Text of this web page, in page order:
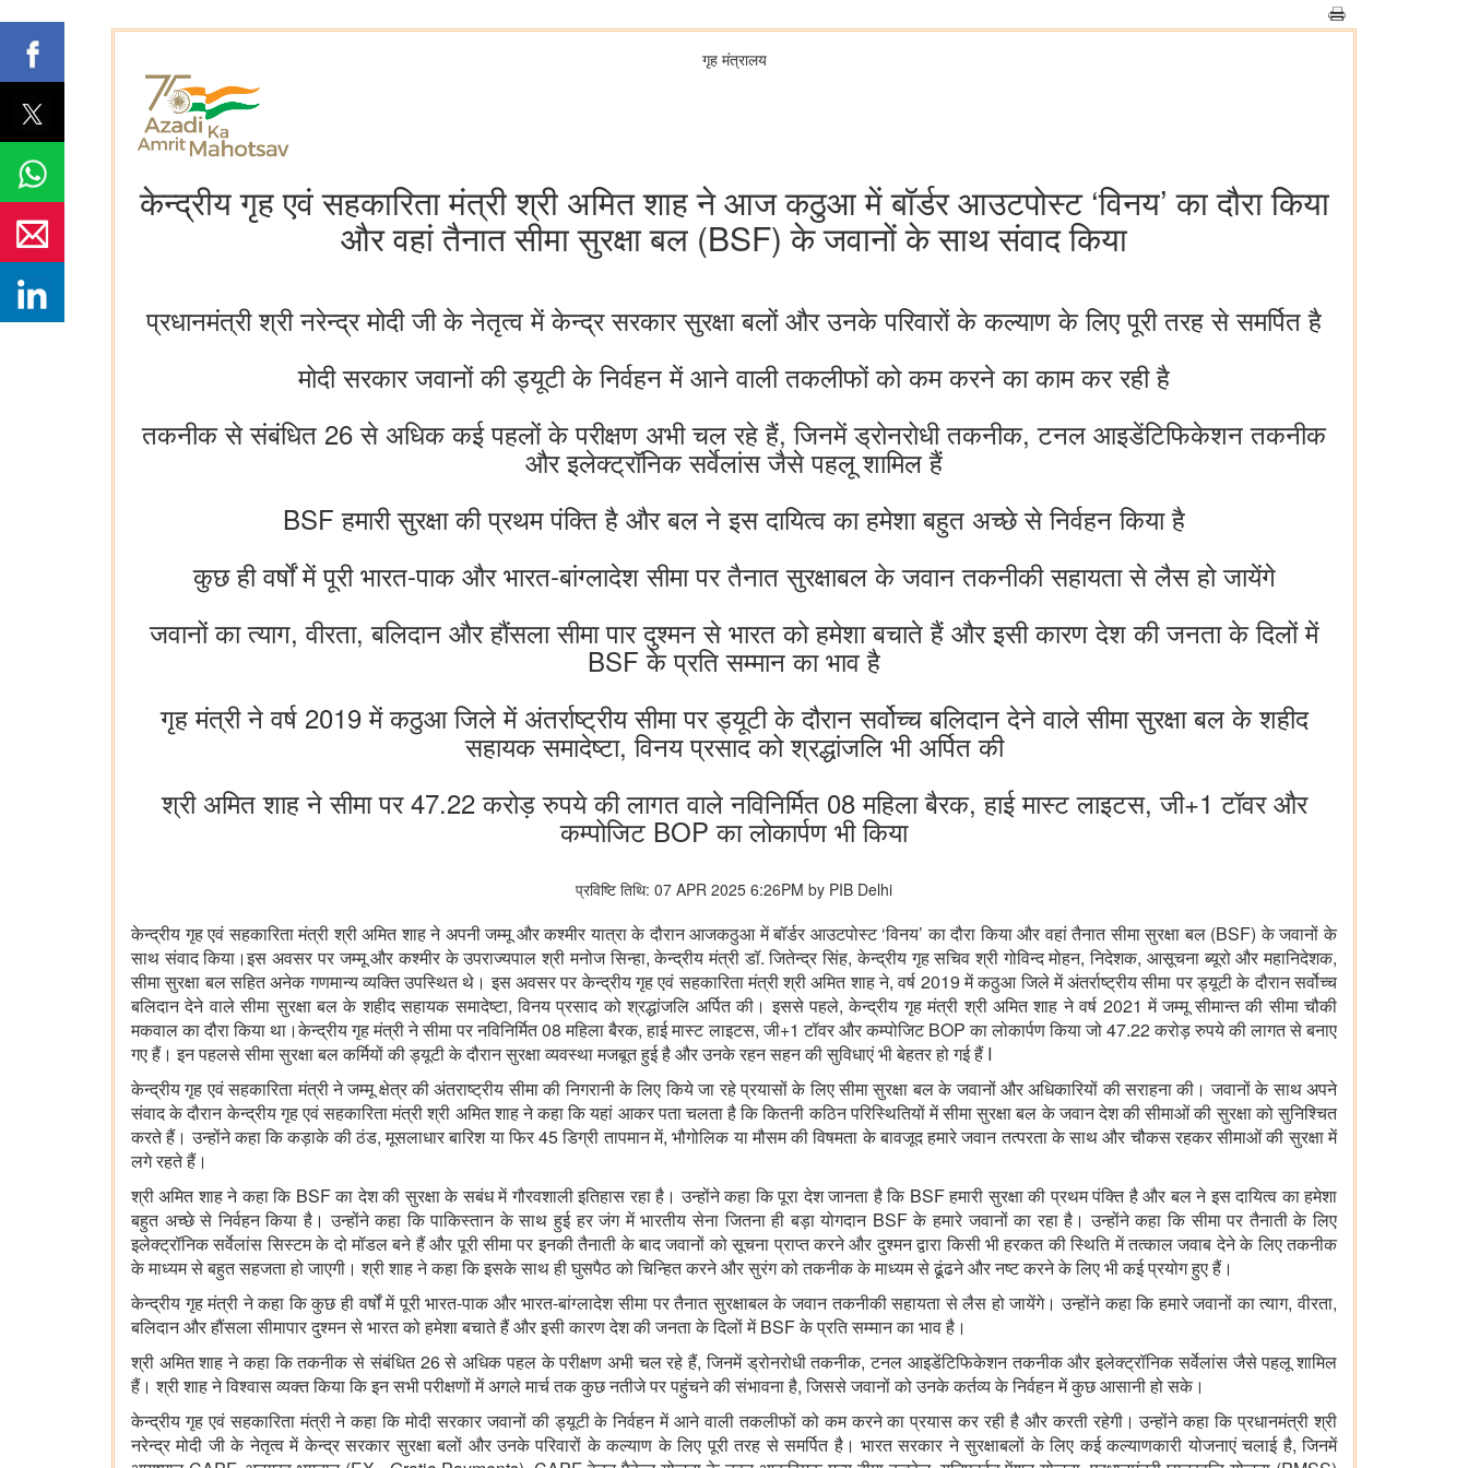
गृह मंत्रालय
केन्द्रीय गृह एवं सहकारिता मंत्री श्री अमित शाह ने आज कठुआ में बॉर्डर आउटपोस्ट ‘विनय’ का दौरा किया
और वहां तैनात सीमा सुरक्षा बल (BSF) के जवानों के साथ संवाद किया
प्रधानमंत्री श्री नरेन्द्र मोदी जी के नेतृत्व में केन्द्र सरकार सुरक्षा बलों और उनके परिवारों के कल्याण के लिए पूरी तरह से समर्पित है
मोदी सरकार जवानों की ड्यूटी के निर्वहन में आने वाली तकलीफों को कम करने का काम कर रही है
तकनीक से संबंधित 26 से अधिक कई पहलों के परीक्षण अभी चल रहे हैं, जिनमें ड्रोनरोधी तकनीक, टनल आइडेंटिफिकेशन तकनीक
और इलेक्ट्रॉनिक सर्वेलांस जैसे पहलू शामिल हैं
BSF हमारी सुरक्षा की प्रथम पंक्ति है और बल ने इस दायित्व का हमेशा बहुत अच्छे से निर्वहन किया है
कुछ ही वर्षों में पूरी भारत-पाक और भारत-बांग्लादेश सीमा पर तैनात सुरक्षाबल के जवान तकनीकी सहायता से लैस हो जायेंगे
जवानों का त्याग, वीरता, बलिदान और हौंसला सीमा पार दुश्मन से भारत को हमेशा बचाते हैं और इसी कारण देश की जनता के दिलों में
BSF के प्रति सम्मान का भाव है
गृह मंत्री ने वर्ष 2019 में कठुआ जिले में अंतर्राष्ट्रीय सीमा पर ड्यूटी के दौरान सर्वोच्च बलिदान देने वाले सीमा सुरक्षा बल के शहीद
सहायक समादेष्टा, विनय प्रसाद को श्रद्धांजलि भी अर्पित की
श्री अमित शाह ने सीमा पर 47.22 करोड़ रुपये की लागत वाले नविनिर्मित 08 महिला बैरक, हाई मास्ट लाइटस, जी+1 टॉवर और
कम्पोजिट BOP का लोकार्पण भी किया
प्रविष्टि तिथि: 07 APR 2025 6:26PM by PIB Delhi
केन्द्रीय गृह एवं सहकारिता मंत्री श्री अमित शाह ने अपनी जम्मू और कश्मीर यात्रा के दौरान आजकठुआ में बॉर्डर आउटपोस्ट ‘विनय’ का दौरा किया और वहां तैनात सीमा सुरक्षा बल (BSF) के जवानों के
साथ संवाद किया।इस अवसर पर जम्मू और कश्मीर के उपराज्यपाल श्री मनोज सिन्हा, केन्द्रीय मंत्री डॉ. जितेन्द्र सिंह, केन्द्रीय गृह सचिव श्री गोविन्द मोहन, निदेशक, आसूचना ब्यूरो और महानिदेशक,
सीमा सुरक्षा बल सहित अनेक गणमान्य व्यक्ति उपस्थित थे। इस अवसर पर केन्द्रीय गृह एवं सहकारिता मंत्री श्री अमित शाह ने, वर्ष 2019 में कठुआ जिले में अंतर्राष्ट्रीय सीमा पर ड्यूटी के दौरान सर्वोच्च
बलिदान देने वाले सीमा सुरक्षा बल के शहीद सहायक समादेष्टा, विनय प्रसाद को श्रद्धांजलि अर्पित की। इससे पहले, केन्द्रीय गृह मंत्री श्री अमित शाह ने वर्ष 2021 में जम्मू सीमान्त की सीमा चौकी
मकवाल का दौरा किया था।केन्द्रीय गृह मंत्री ने सीमा पर नविनिर्मित 08 महिला बैरक, हाई मास्ट लाइटस, जी+1 टॉवर और कम्पोजिट BOP का लोकार्पण किया जो 47.22 करोड़ रुपये की लागत से बनाए
गए हैं। इन पहलसे सीमा सुरक्षा बल कर्मियों की ड्यूटी के दौरान सुरक्षा व्यवस्था मजबूत हुई है और उनके रहन सहन की सुविधाएं भी बेहतर हो गई हैं I
केन्द्रीय गृह एवं सहकारिता मंत्री ने जम्मू क्षेत्र की अंतराष्ट्रीय सीमा की निगरानी के लिए किये जा रहे प्रयासों के लिए सीमा सुरक्षा बल के जवानों और अधिकारियों की सराहना की। जवानों के साथ अपने
संवाद के दौरान केन्द्रीय गृह एवं सहकारिता मंत्री श्री अमित शाह ने कहा कि यहां आकर पता चलता है कि कितनी कठिन परिस्थितियों में सीमा सुरक्षा बल के जवान देश की सीमाओं की सुरक्षा को सुनिश्चित
करते हैं। उन्होंने कहा कि कड़ाके की ठंड, मूसलाधार बारिश या फिर 45 डिग्री तापमान में, भौगोलिक या मौसम की विषमता के बावजूद हमारे जवान तत्परता के साथ और चौकस रहकर सीमाओं की सुरक्षा में
लगे रहते हैं।
श्री अमित शाह ने कहा कि BSF का देश की सुरक्षा के सबंध में गौरवशाली इतिहास रहा है। उन्होंने कहा कि पूरा देश जानता है कि BSF हमारी सुरक्षा की प्रथम पंक्ति है और बल ने इस दायित्व का हमेशा
बहुत अच्छे से निर्वहन किया है। उन्होंने कहा कि पाकिस्तान के साथ हुई हर जंग में भारतीय सेना जितना ही बड़ा योगदान BSF के हमारे जवानों का रहा है। उन्होंने कहा कि सीमा पर तैनाती के लिए
इलेक्ट्रॉनिक सर्वेलांस सिस्टम के दो मॉडल बने हैं और पूरी सीमा पर इनकी तैनाती के बाद जवानों को सूचना प्राप्त करने और दुश्मन द्वारा किसी भी हरकत की स्थिति में तत्काल जवाब देने के लिए तकनीक
के माध्यम से बहुत सहजता हो जाएगी। श्री शाह ने कहा कि इसके साथ ही घुसपैठ को चिन्हित करने और सुरंग को तकनीक के माध्यम से ढूंढने और नष्ट करने के लिए भी कई प्रयोग हुए हैं।
केन्द्रीय गृह मंत्री ने कहा कि कुछ ही वर्षों में पूरी भारत-पाक और भारत-बांग्लादेश सीमा पर तैनात सुरक्षाबल के जवान तकनीकी सहायता से लैस हो जायेंगे। उन्होंने कहा कि हमारे जवानों का त्याग, वीरता,
बलिदान और हौंसला सीमापार दुश्मन से भारत को हमेशा बचाते हैं और इसी कारण देश की जनता के दिलों में BSF के प्रति सम्मान का भाव है।
श्री अमित शाह ने कहा कि तकनीक से संबंधित 26 से अधिक पहल के परीक्षण अभी चल रहे हैं, जिनमें ड्रोनरोधी तकनीक, टनल आइडेंटिफिकेशन तकनीक और इलेक्ट्रॉनिक सर्वेलांस जैसे पहलू शामिल
हैं। श्री शाह ने विश्वास व्यक्त किया कि इन सभी परीक्षणों में अगले मार्च तक कुछ नतीजे पर पहुंचने की संभावना है, जिससे जवानों को उनके कर्तव्य के निर्वहन में कुछ आसानी हो सके।
केन्द्रीय गृह एवं सहकारिता मंत्री ने कहा कि मोदी सरकार जवानों की ड्यूटी के निर्वहन में आने वाली तकलीफों को कम करने का प्रयास कर रही है और करती रहेगी। उन्होंने कहा कि प्रधानमंत्री श्री
नरेन्द्र मोदी जी के नेतृत्व में केन्द्र सरकार सुरक्षा बलों और उनके परिवारों के कल्याण के लिए पूरी तरह से समर्पित है। भारत सरकार ने सुरक्षाबलों के लिए कई कल्याणकारी योजनाएं चलाई है, जिनमें